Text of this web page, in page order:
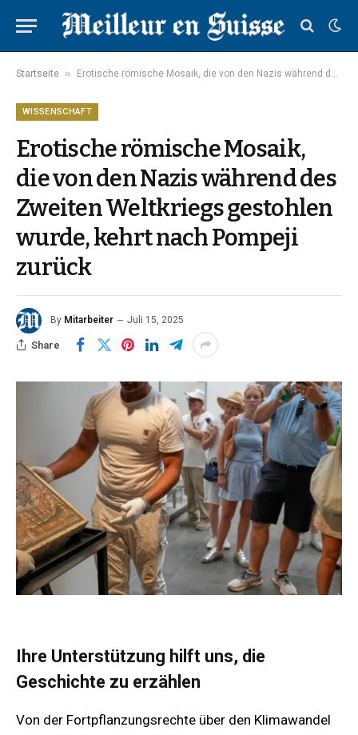
Startseite » Erotische römische Mosaik, die von den Nazis während des Zweiten Weltkriegs gestohlen wurde, kehrt nach Pompeji zurück
WISSENSCHAFT
Erotische römische Mosaik,
die von den Nazis während des
Zweiten Weltkriegs gestohlen
wurde, kehrt nach Pompeji
zurück
By Mitarbeiter Juli 15, 2025
Share
Ihre Unterstützung hilft uns, die
Geschichte zu erzählen
Von der Fortpflanzungsrechte über den Klimawandel